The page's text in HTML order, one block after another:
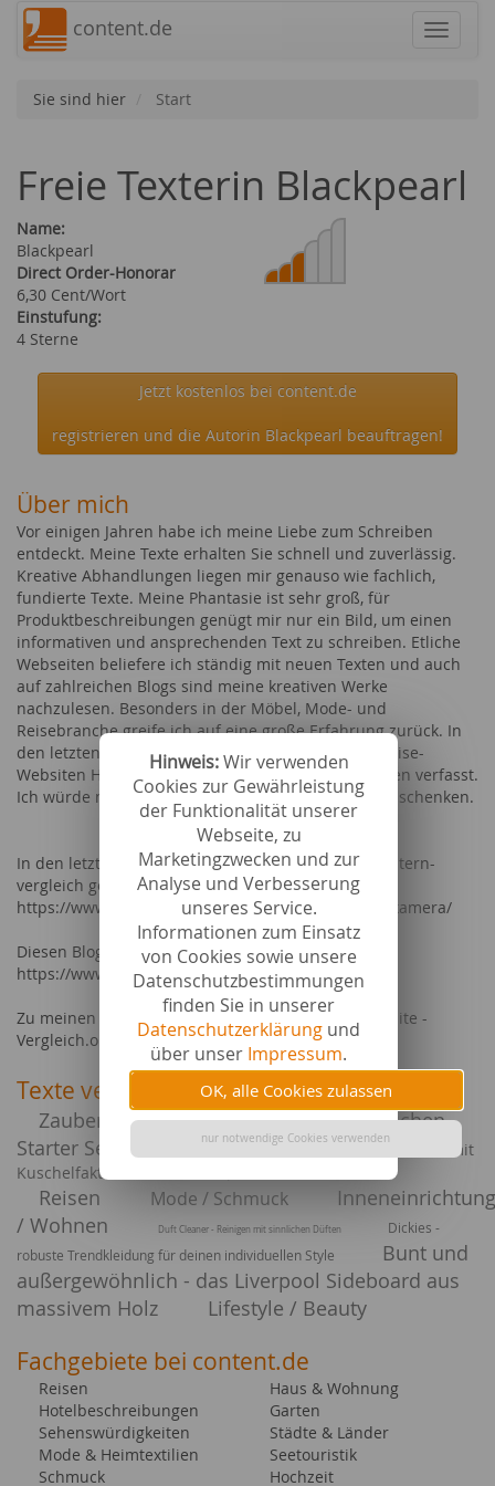
Hinweis:Wir verwenden
Cookies zur Gewährleistung
der Funktionalität unserer
Webseite, zu
Marketingzwecken und zur
Analyse und Verbesserung
unseres Service.
Informationen zum Einsatz
von Cookies sowie unsere
Datenschutzbestimmungen
finden Sie in unserer
Datenschutzerklärung und
über unser Impressum.
OK, alle Cookies zulassen
nur notwendige Cookies verwenden
content.de
Sie sind hier Start
Freie Texterin Blackpearl
Name:
Blackpearl
Direct Order-Honorar
6,30 Cent/Wort
Einstufung:
4 Sterne
Jetzt kostenlos bei content.de
registrieren und die Autorin Blackpearl beauftragen!
Über mich
Vor einigen Jahren habe ich meine Liebe zum Schreiben
entdeckt. Meine Texte erhalten Sie schnell und zuverlässig.
Kreative Abhandlungen liegen mir genauso wie fachlich,
fundierte Texte. Meine Phantasie ist sehr groß, für
Produktbeschreibungen genügt mir nur ein Bild, um einen
informativen und ansprechenden Text zu schreiben. Etliche
Webseiten beliefere ich ständig mit neuen Texten und auch
auf zahlreichen Blogs sind meine kreativen Werke
nachzulesen. Besonders in der Möbel, Mode- und
Reisebranche greife ich auf eine große Erfahrung zurück. In
den letzten Jahren habe ich für HRS und andere Reise-
Websiten Hunderte von Destinationsbeschreibungen verfasst.
Ich würde mich freuen, wenn Sie mir Ihr Vertrauen schenken.
In den letzten Jahren habe ich sehr viele Texte für stern-
vergleich geschrieben - hier ein Probetext
https://www.stern.de/vergleich/nikon-spiegelreflexkamera/
Diesen Blog befülle ich regelmäßig mit Texten:
https://www.elitebonus.de/blog/
Zu meinen letzten Auftraggebern gehörte die Website -
Vergleich.org.
Texte verfasst zu
Zauberhafte Gel Nägel mit dem praktischen
Starter Set
Trendige Bettwäsche in Biber-Qualität mit
Kuschelfaktor
Reisen Mode / Schmuck
Inneneinrichtung
/ Wohnen
Duft Cleaner - Reinigen mit sinnlichen Düften
Dickies -
robuste Trendkleidung für deinen individuellen Style
Bunt und
außergewöhnlich - das Liverpool Sideboard aus
massivem Holz
Lifestyle / Beauty
Fachgebiete bei content.de
Reisen
Hotelbeschreibungen
Sehenswürdigkeiten
Mode & Heimtextilien
Schmuck
Haus & Wohnung
Garten
Städte & Länder
Seetouristik
Hochzeit